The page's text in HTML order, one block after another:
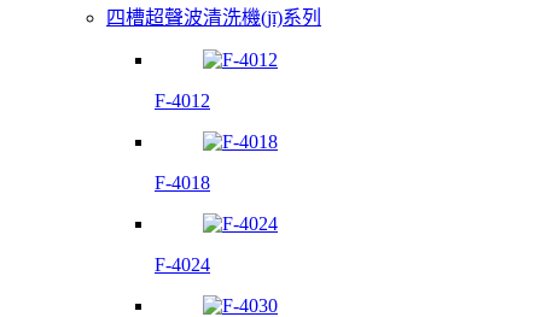
四槽超聲波清洗機(jī)系列
F-4012
F-4018
F-4024